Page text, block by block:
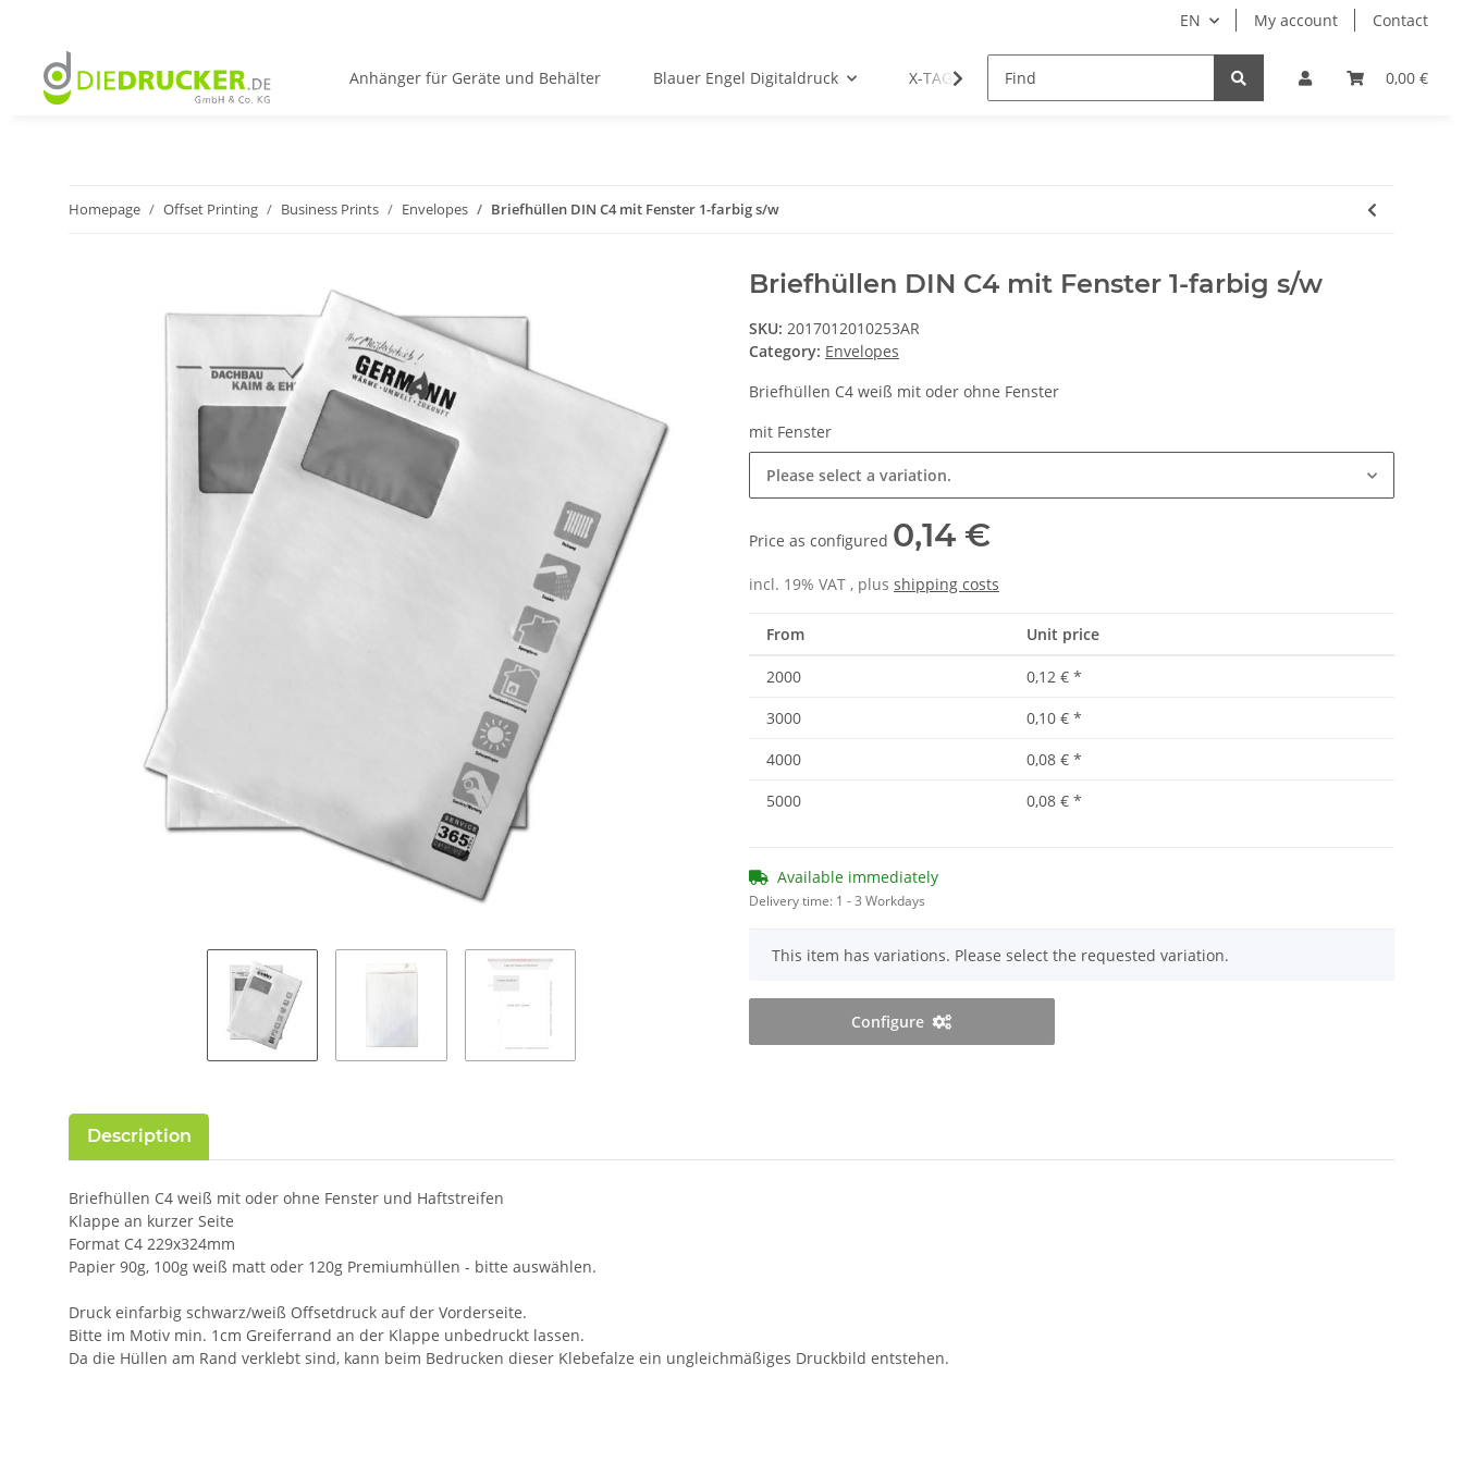
EN My account Contact
0,00 €
Anhänger für Geräte und Behälter Blauer Engel Digitaldruck X-TAG Premium Luggage Tag Ticket bags Manuals
Homepage Offset Printing Business Prints Envelopes Briefhüllen DIN C4 mit Fenster 1-farbig s/w
Briefhüllen DIN C4 mit Fenster 1-farbig s/w
SKU: 2017012010253AR
Category: Envelopes
Briefhüllen C4 weiß mit oder ohne Fenster
mit Fenster
Please select a variation.
Price as configured 0,14 €
incl. 19% VAT , plus shipping costs
From Unit price
2000 0,12 € *
3000
0,10 € *
4000
0,08 € *
5000
0,08 € *
Available immediately
Delivery time: 1 - 3 Workdays
x
This item has variations. Please select the requested variation.
Configure
Description
Briefhüllen C4 weiß mit oder ohne Fenster und Haftstreifen
Klappe an kurzer Seite
Format C4 229x324mm
Papier 90g, 100g weiß matt oder 120g Premiumhüllen - bitte auswählen.
Druck einfarbig schwarz/weiß Offsetdruck auf der Vorderseite.
Bitte im Motiv min. 1cm Greiferrand an der Klappe unbedruckt lassen.
Da die Hüllen am Rand verklebt sind, kann beim Bedrucken dieser Klebefalze ein ungleichmäßiges Druckbild entstehen.